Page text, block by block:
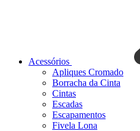
Acessórios
Apliques Cromado
Borracha da Cinta
Cintas
Escadas
Escapamentos
Fivela Lona